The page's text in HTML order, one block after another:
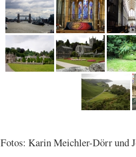
Fotos: Karin Meichler-Dörr und